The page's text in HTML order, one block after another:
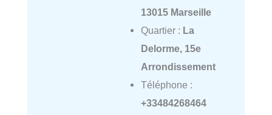
13015 Marseille
Quartier : La
Delorme, 15e
Arrondissement
Téléphone :
+33484268464